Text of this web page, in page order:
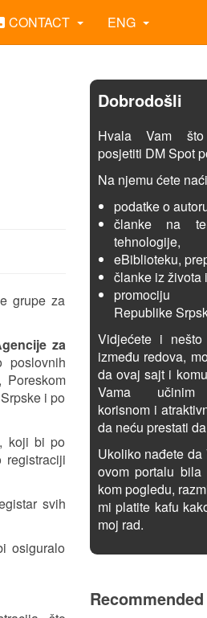
CONTACT ENG
grupe za
za
i po
koji bi po
registraciji
svih
osiguralo
Dobrodošli
Hvala Vam
posjetiti DM Spot
Na njemu ćete
podatke o
članke na
tehnologije,
eBiblioteku,
članke iz života
promociju
Republike
Vidjećete i
između redova,
da ovaj sajt i
Vama učinim
korisnom i
da neću prestati
Ukoliko nađete
ovom portalu
kom pogledu,
mi platite kafu
moj rad.
Recommended